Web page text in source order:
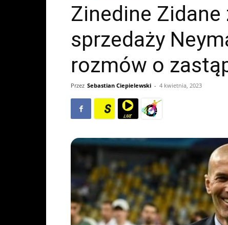
Zinedine Zidane
sprzedaży
rozmów o
Przez Sebastian Ciepielewski - 4 kwietnia, 2023